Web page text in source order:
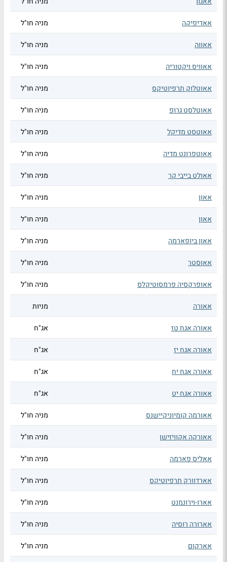
אאדיפיקה מניה חו"ל
אאווה מניה חו"ל
אאוויס ויקטוריה מניה חו"ל
אאוטלוק תרפיוטיקס מניה חו"ל
אאוטלסט גרופ מניה חו"ל
אאוטסט מדיקל מניה חו"ל
אאוטפרונט מדיה מניה חו"ל
אאולט בייבי קר מניה חו"ל
אאון מניה חו"ל
אאון מניה חו"ל
אאון ביופארמה מניה חו"ל
אאוסטר מניה חו"ל
אאופרקסיה פרמסוטיקלס מניה חו"ל
אאורה מניות
אאורה אגח טז אג"ח
אאורה אגח יז אג"ח
אאורה אגח יח אג"ח
אאורה אגח יט אג"ח
אאורמה קומיוניקיישנס מניה חו"ל
אאורקה אקוויזישן מניה חו"ל
אאליס פארמה מניה חו"ל
אארדוורק תרפיוטיקס מניה חו"ל
אארו-וירונמנט מניה חו"ל
אארורה רוסיה מניה חו"ל
אארקום מניה חו"ל